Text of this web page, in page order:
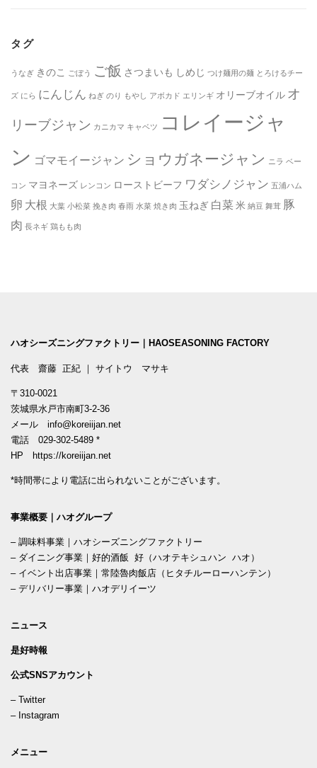
タグ
うなぎ きのこ ごぼう ご飯 さつまいも しめじ つけ麺用の麺 とろけるチー
ズ にら にんじん ねぎ のり もやし アボカド エリンギ オリーブオイル オ
リーブジャン カニカマ キャベツ
コレイージャ
ン ゴマモイージャン ショウガネージャン ニラ ベー
コン マヨネーズ レンコン ローストビーフ ワダシノジャン 五浦ハム
卵 大根 大葉 小松菜 挽き肉 春雨 水菜 焼き肉 玉ねぎ 白菜 米 納豆 舞茸 豚
肉 長ネギ 鶏もも肉
ハオシーズニングファクトリー｜HAOSEASONING FACTORY
代表 齋藤 正紀 ｜ サイトウ マサキ
〒310-0021
茨城県水戸市南町3-2-36
メール info@koreiijan.net
電話 029-302-5489 *
HP https://koreiijan.net
*時間帯により電話に出られないことがございます。
事業概要｜ハオグループ
– 調味料事業｜ハオシーズニングファクトリー
– ダイニング事業｜好的酒飯 好（ハオテキシュハン ハオ）
– イベント出店事業｜常陸魯肉飯店（ヒタチルーローハンテン）
– デリバリー事業｜ハオデリイーツ
ニュース
是好時報
公式SNSアカウント
– Twitter
– Instagram
メニュー